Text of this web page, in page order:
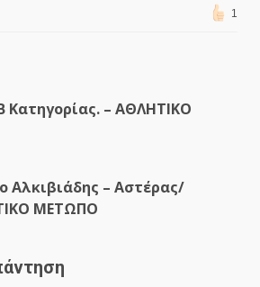
1
– ΑΘΛΗΤΙΚΟ
Αλκιβιάδης – Αστέρας/
ΜΕΤΩΠΟ